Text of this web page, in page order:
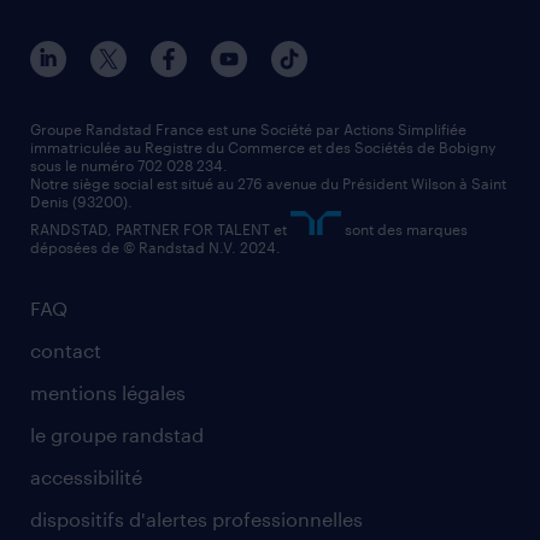
manutentionnaire
assistant administratif
comptable
contact entreprise
faq intérim / recrutement
nos agences par ville
nos agences par région
nos cabinets de recrutement
FAQ
contact
mentions légales
le groupe randstad
accessibilité
dispositifs d'alertes professionnelles
Groupe Randstad France est une Société par Actions Simplifiée
immatriculée au Registre du Commerce et des Sociétés de Bobigny
sous le numéro 702 028 234.
Notre siège social est situé au 276 avenue du Président Wilson à Saint
Denis (93200).
RANDSTAD, PARTNER FOR TALENT et
sont des marques
déposées de © Randstad N.V. 2024.